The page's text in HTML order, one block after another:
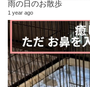
雨の日のお散歩
1 year ago